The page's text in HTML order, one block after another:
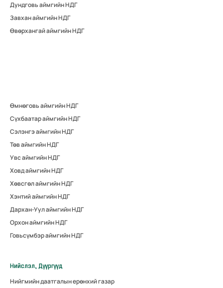
Дундговь аймгийн НДГ
Завхан аймгийн НДГ
Өвөрхангай аймгийн НДГ
Өмнөговь аймгийн НДГ
Сүхбаатар аймгийн НДГ
Сэлэнгэ аймгийн НДГ
Төв аймгийн НДГ
Увс аймгийн НДГ
Ховд аймгийн НДГ
Хөвсгөл аймгийн НДГ
Хэнтий аймгийн НДГ
Дархан-Уул аймгийн НДГ
Орхон аймгийн НДГ
Говьсүмбэр аймгийн НДГ
Нийслэл, Дүүргүүд
Нийгмийн даатгалын ерөнхий газар